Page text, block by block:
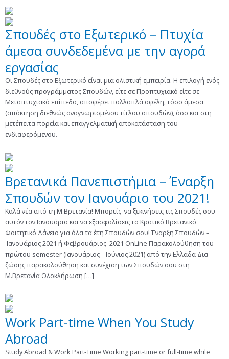
Σπουδές στο Eξωτερικό – Πτυχία
άμεσα συνδεδεμένα με την αγορά
εργασίας
Οι Σπουδές στο Εξωτερικό είναι μια ολιστική εμπειρία. Η επιλογή ενός
διεθνούς προγράμματος Σπουδών, είτε σε Προπτυχιακό είτε σε
Μεταπτυχιακό επίπεδο, αποφέρει πολλαπλά οφέλη, τόσο άμεσα
(απόκτηση διεθνώς αναγνωρισμένου τίτλου σπουδών), όσο και στη
μετέπειτα πορεία και επαγγελματική αποκατάσταση του
ενδιαφερόμενου.
Βρετανικά Πανεπιστήμια – Έναρξη
Σπουδών τον Ιανουάριο του 2021!
Καλά νέα από τη Μ.Βρετανία! Μπορείς να ξεκινήσεις τις Σπουδές σου
αυτόν τον Ιανουάριο και να εξασφαλίσεις το Κρατικό Βρετανικό
Φοιτητικό Δάνειο για όλα τα έτη Σπουδών σου! Έναρξη Σπουδών –
Ιανουάριος 2021 ή Φεβρουάριος 2021 OnLine Παρακολούθηση του
πρώτου semester (Ιανουάριος – Ιούνιος 2021) από την Ελλάδα Δια
ζώσης παρακολούθηση και συνέχιση των Σπουδών σου στη
Μ.Βρετανία Ολοκλήρωση […]
Work Part-time When You Study
Abroad
Study Abroad & Work Part-Time Working part-time or full-time while